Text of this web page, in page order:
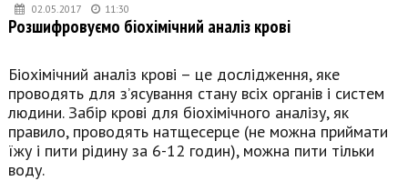
02.05.2017 11:30
Розшифровуємо біохімічний аналіз крові
Біохімічний аналіз крові – це дослідження, яке
проводять для з’ясування стану всіх органів і систем
людини. Забір крові для біохімічного аналізу, як
правило, проводять натщесерце (не можна приймати
їжу і пити рідину за 6-12 годин), можна пити тільки
воду.